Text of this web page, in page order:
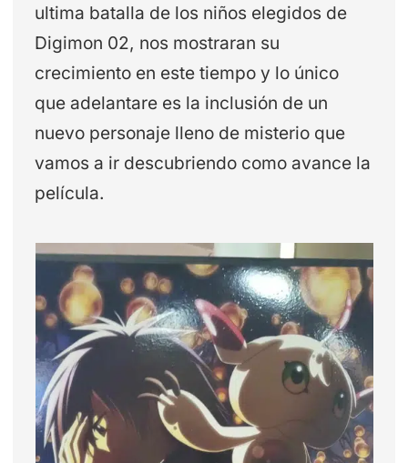
ultima batalla de los niños elegidos de
Digimon 02, nos mostraran su
crecimiento en este tiempo y lo único
que adelantare es la inclusión de un
nuevo personaje lleno de misterio que
vamos a ir descubriendo como avance la
película.